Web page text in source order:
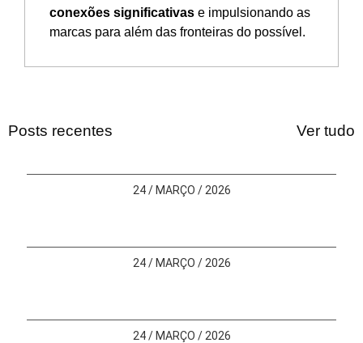
conexões significativas e impulsionando as
marcas para além das fronteiras do possível.
Posts recentes Ver tudo
24 / MARÇO / 2026
24 / MARÇO / 2026
24 / MARÇO / 2026